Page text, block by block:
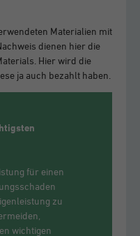
Materialien mit
dienen hier die
Hier wird die
ja auch bezahlt haben.
für einen
zu
wichtigen